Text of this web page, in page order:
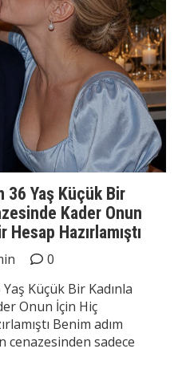
36 Yaş Küçük Bir
Kader Onun
Hazırlamıştı
0
Küçük Bir Kadınla
Onun İçin Hiç
Benim adım
cenazesinden sadece